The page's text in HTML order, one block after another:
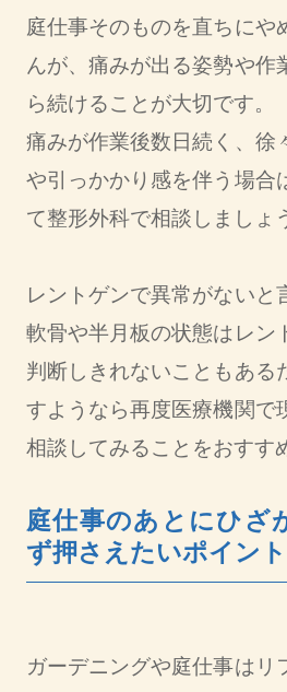
庭仕事そのものを直ちにや
んが、痛みが出る姿勢や作
ら続けることが大切です。
痛みが作業後数日続く、徐
や引っかかり感を伴う場合
て整形外科で相談しましょ
レントゲンで異常がないと
軟骨や半月板の状態はレン
判断しきれないこともある
すようなら再度医療機関で
相談してみることをおすす
庭仕事のあとにひざ
ず押さえたいポイント
ガーデニングや庭仕事はリ